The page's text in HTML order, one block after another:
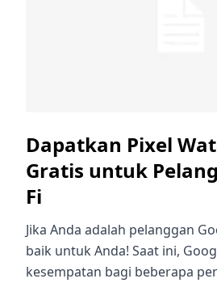
Dapatkan Pixel
Gratis untuk
Fi
Jika Anda adalah pelanggan
baik untuk Anda! Saat ini,
kesempatan bagi beberapa